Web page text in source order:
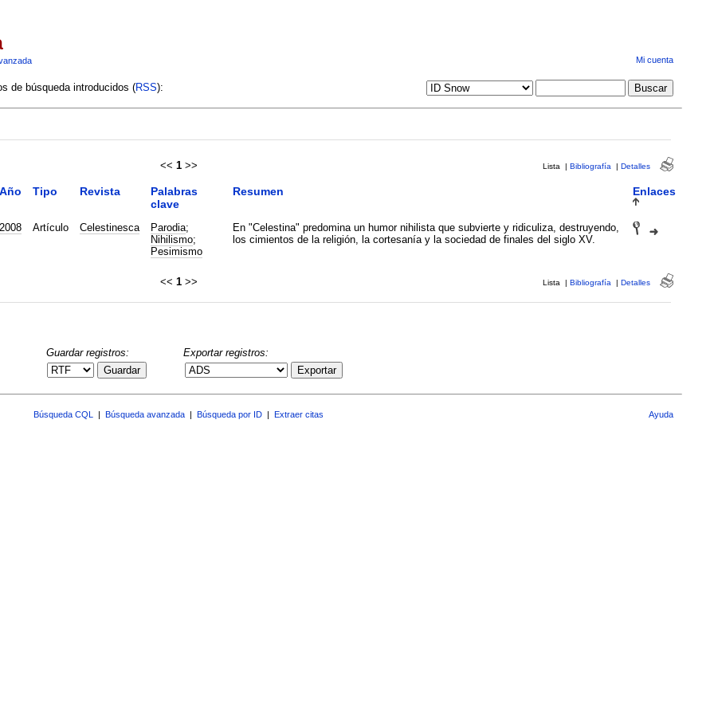
Mi cuenta
de búsqueda introducidos (RSS):
<< 1 >> Lista | Bibliografía | Detalles
Año Tipo Revista
Palabras
clave
Resumen Enlaces
2008 Artículo Celestinesca Parodia;
Nihilismo;
Pesimismo
En "Celestina" predomina un humor nihilista que subvierte y ridiculiza, destruyendo,
los cimientos de la religión, la cortesanía y la sociedad de finales del siglo XV.
<< 1 >> Lista | Bibliografía | Detalles
Guardar registros:
Guardar
Exportar registros:
Exportar
Búsqueda CQL Búsqueda avanzada Búsqueda por ID Extraer citas Ayuda